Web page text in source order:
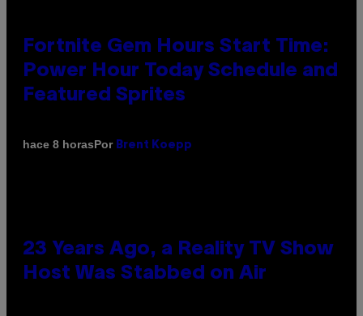
Fortnite Gem Hours Start Time:
Power Hour Today Schedule and
Featured Sprites
hace 8 horasPor Brent Koepp
23 Years Ago, a Reality TV Show
Host Was Stabbed on Air